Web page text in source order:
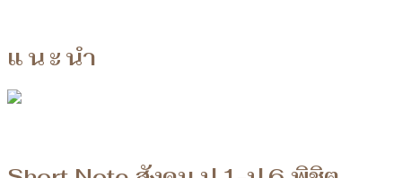
แนะนำ